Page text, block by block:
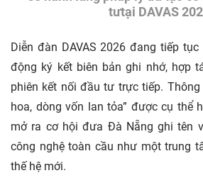
tưtại DAVAS
Diễn đàn DAVAS 2026 đang tiếp
động ký kết biên bản ghi nhớ, hợp
phiên kết nối đầu tư trực tiếp.
hoa, dòng vốn lan tỏa” được cụ thể
mở ra cơ hội đưa Đà Nẵng ghi tên
công nghệ toàn cầu như một trung
thế hệ mới.